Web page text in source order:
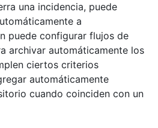
una incidencia, puede
a
puede configurar flujos de
archivar automáticamente los
ciertos criterios
automáticamente
cuando coinciden con un